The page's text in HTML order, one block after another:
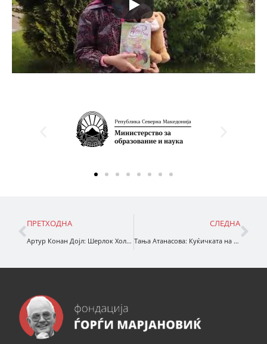
ПРЕТХОДНА
Артур Конан Дојл: Шерлок Холмс -Тројцата студенти
СЛЕДНА
Тања Атанасова: Куќичката на дрво